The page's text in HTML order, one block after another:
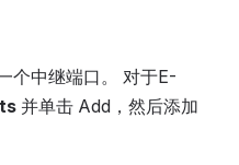
个中继端口。 对于E-
并单击 Add，然后添加